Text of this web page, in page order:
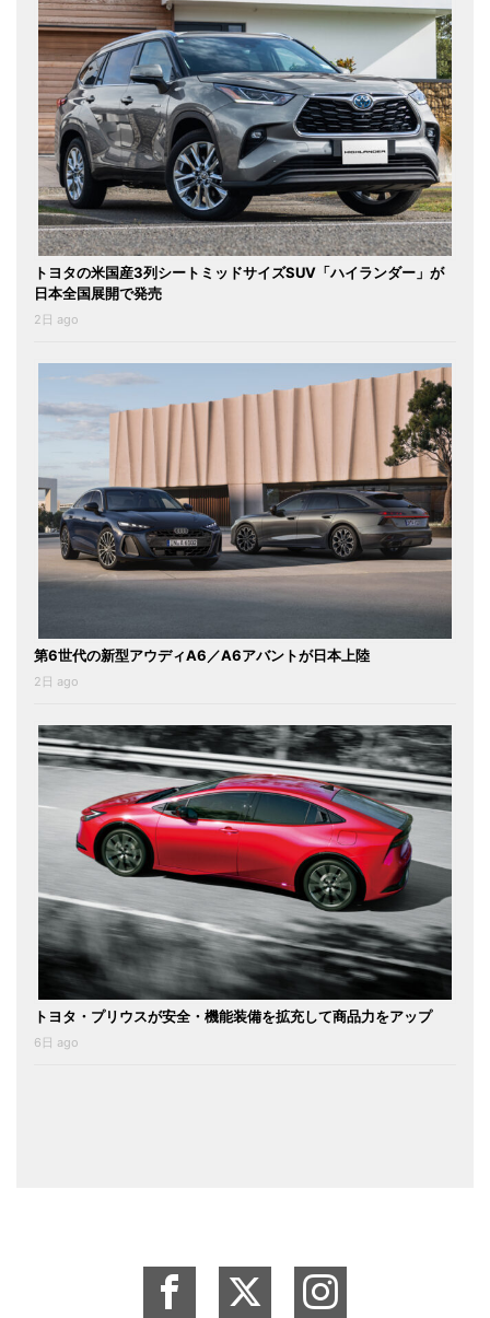
トヨタの米国産3列シートミッドサイズSUV「ハイランダー」が
日本全国展開で発売
2日 ago
第6世代の新型アウディA6／A6アバントが日本上陸
2日 ago
トヨタ・プリウスが安全・機能装備を拡充して商品力をアップ
6日 ago